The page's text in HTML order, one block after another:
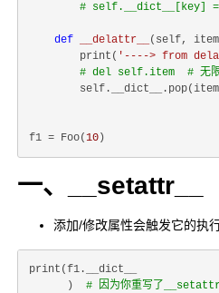
# self.__dict__[key] =
def __delattr__ ( self, item
        print(
'----> from
# del self.item  # 无限
f1 = Foo(10
一、__setattr__
添加/修改属性会触发它的执
print(f1.__dict__
      )
# 因为你重写了